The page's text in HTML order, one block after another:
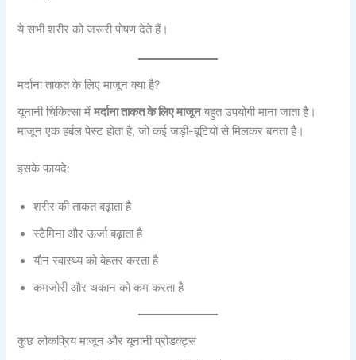
ये सभी शरीर को जरूरी पोषण देते हैं।
मर्दाना ताकत के लिए माजून क्या है?
यूनानी चिकित्सा मेंमर्दाना ताकत के लिए माजूनबहुत उपयोगी माना जाता है।
माजून एक हर्बल पेस्ट होता है, जो कई जड़ी-बूटियों से मिलकर बनता है।
इसके फायदे:
शरीर की ताकत बढ़ाता है
स्टैमिना और ऊर्जा बढ़ाता है
यौन स्वास्थ्य को बेहतर करता है
कमजोरी और थकान को कम करता है
कुछ लोकप्रिय माजून और यूनानी प्रोडक्ट्स